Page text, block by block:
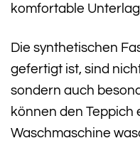
komfortable
Die synthetischen
gefertigt ist, sind
sondern auch
können den Teppich
Waschmaschine